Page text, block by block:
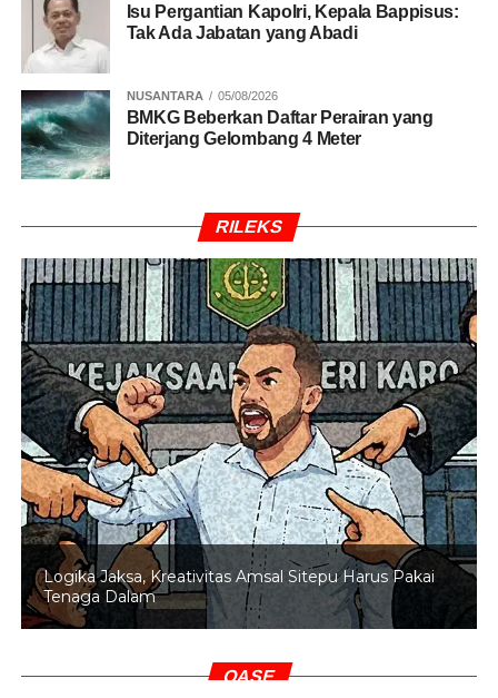
Isu Pergantian Kapolri, Kepala Bappisus:
Tak Ada Jabatan yang Abadi
NUSANTARA 05/08/2026
BMKG Beberkan Daftar Perairan yang
Diterjang Gelombang 4 Meter
RILEKS
Logika Jaksa, Kreativitas Amsal Sitepu Harus Pakai
Tenaga Dalam
OASE